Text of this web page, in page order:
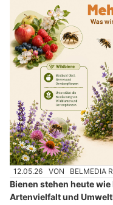
12.05.26 VON BELMEDIA
Bienen stehen heute
Artenvielfalt und